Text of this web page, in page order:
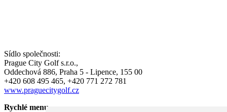
Sídlo společnosti:
Prague City Golf s.r.o.,
Oddechová 886, Praha 5 - Lipence, 155 00
+420 608 495 465, +420 771 272 781
www.praguecitygolf.cz
Rychlé menu